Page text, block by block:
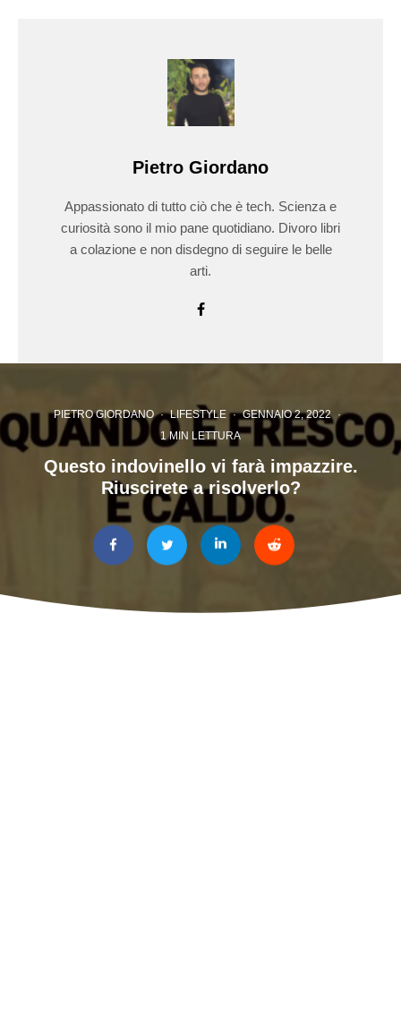
Pietro Giordano
Appassionato di tutto ciò che è tech. Scienza e
curiosità sono il mio pane quotidiano. Divoro libri
a colazione e non disdegno di seguire le belle
arti.
PIETRO GIORDANO · LIFESTYLE · GENNAIO 2, 2022 ·
1 MIN LETTURA
Questo indovinello vi farà impazzire.
Riuscirete a risolverlo?